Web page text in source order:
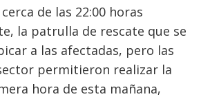
de las 22:00 horas
la patrulla de rescate que se
a las afectadas, pero las
permitieron realizar la
hora de esta mañana,